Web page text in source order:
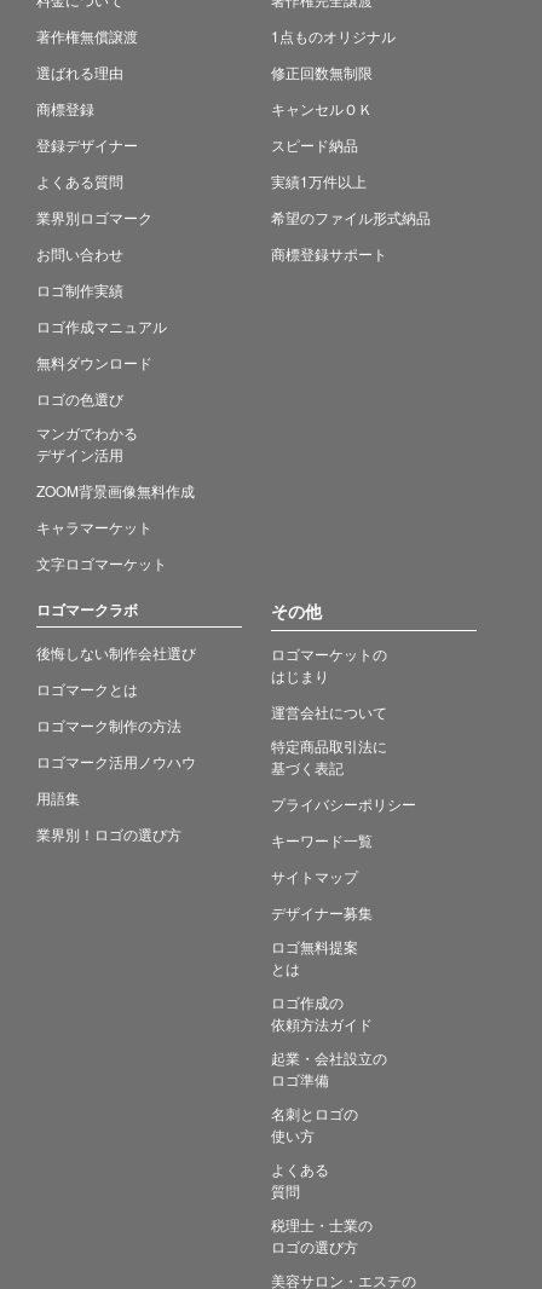
著作権無償譲渡
選ばれる理由
商標登録
登録デザイナー
よくある質問
業界別ロゴマーク
お問い合わせ
ロゴ制作実績
ロゴ作成マニュアル
無料ダウンロード
ロゴの色選び
マンガでわかる
デザイン活用
ZOOM背景画像無料作成
キャラマーケット
文字ロゴマーケット
1点ものオリジナル
修正回数無制限
キャンセルＯＫ
スピード納品
実績1万件以上
希望のファイル形式納品
商標登録サポート
ロゴマークラボ
後悔しない制作会社選び
ロゴマークとは
ロゴマーク制作の方法
ロゴマーク活用ノウハウ
用語集
業界別！ロゴの選び方
その他
ロゴマーケットの
はじまり
運営会社について
特定商品取引法に
基づく表記
プライバシーポリシー
キーワード一覧
サイトマップ
デザイナー募集
ロゴ無料提案
とは
ロゴ作成の
依頼方法ガイド
起業・会社設立の
ロゴ準備
名刺とロゴの
使い方
よくある
質問
税理士・士業の
ロゴの選び方
美容サロン・エステの